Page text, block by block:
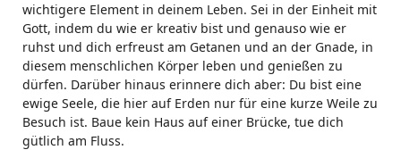
wichtigere Element in deinem Leben. Sei in der Einheit mit
Gott, indem du wie er kreativ bist und genauso wie er
ruhst und dich erfreust am Getanen und an der Gnade, in
diesem menschlichen Körper leben und genießen zu
dürfen. Darüber hinaus erinnere dich aber: Du bist eine
ewige Seele, die hier auf Erden nur für eine kurze Weile zu
Besuch ist. Baue kein Haus auf einer Brücke, tue dich
gütlich am Fluss.